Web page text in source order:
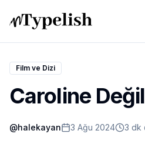
Dünya
Film ve Dizi
Film ve Dizi
Caroline
@halekayan 3 Ağu 2024 3 dk